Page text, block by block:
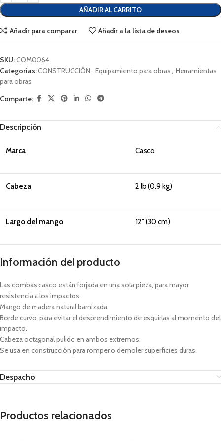
AÑADIR AL CARRITO
Añadir para comparar Añadir a la lista de deseos
SKU:COM0064
Categorías:CONSTRUCCIÓN, Equipamiento para obras, Herramientas
para obras
Comparte:
Descripción
Marca Casco
Cabeza 2 lb (0.9 kg)
Largo del mango 12" (30 cm)
Información del producto
Las combas casco están forjada en una sola pieza, para mayor
resistencia a los impactos.
Mango de madera natural barnizada.
Borde curvo, para evitar el desprendimiento de esquirlas al momento del
impacto.
Cabeza octagonal pulido en ambos extremos.
Se usa en construcción para romper o demoler superficies duras.
Despacho
Productos relacionados